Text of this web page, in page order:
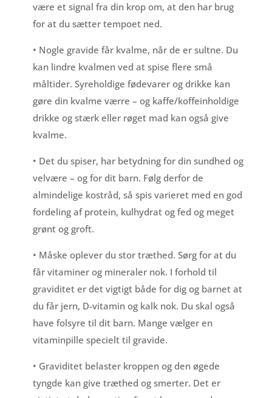
være et signal fra din krop om, at den har brug
for at du sætter tempoet ned.
• Nogle gravide får kvalme, når de er sultne. Du
kan lindre kvalmen ved at spise flere små
måltider. Syreholdige fødevarer og drikke kan
gøre din kvalme værre – og kaffe/koffeinholdige
drikke og stærk eller røget mad kan også give
kvalme.
• Det du spiser, har betydning for din sundhed og
velvære – og for dit barn. Følg derfor de
almindelige kostråd, så spis varieret med en god
fordeling af protein, kulhydrat og fed og meget
grønt og groft.
• Måske oplever du stor træthed. Sørg for at du
får vitaminer og mineraler nok. I forhold til
graviditet er det vigtigt både for dig og barnet at
du får jern, D-vitamin og kalk nok. Du skal også
have folsyre til dit barn. Mange vælger en
vitaminpille specielt til gravide.
• Graviditet belaster kroppen og den øgede
tyngde kan give træthed og smerter. Det er